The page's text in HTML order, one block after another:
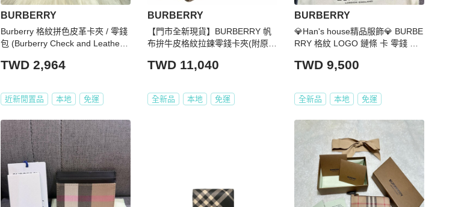
BURBERRY
Burberry 格紋拼色皮革卡夾 / 零錢
包 (Burberry Check and Leather
TWD 2,964
近新閒置品 本地 免運
BURBERRY
【門市全新現貨】BURBERRY 帆
布拚牛皮格紋拉鍊零錢卡夾(附原廠
TWD 11,040
全新品 本地 免運
BURBERRY
💎Han's house精品服飾💎 BURBE
RRY 格紋 LOGO 鏈條 卡 零錢 包
TWD 9,500
全新品 本地 免運